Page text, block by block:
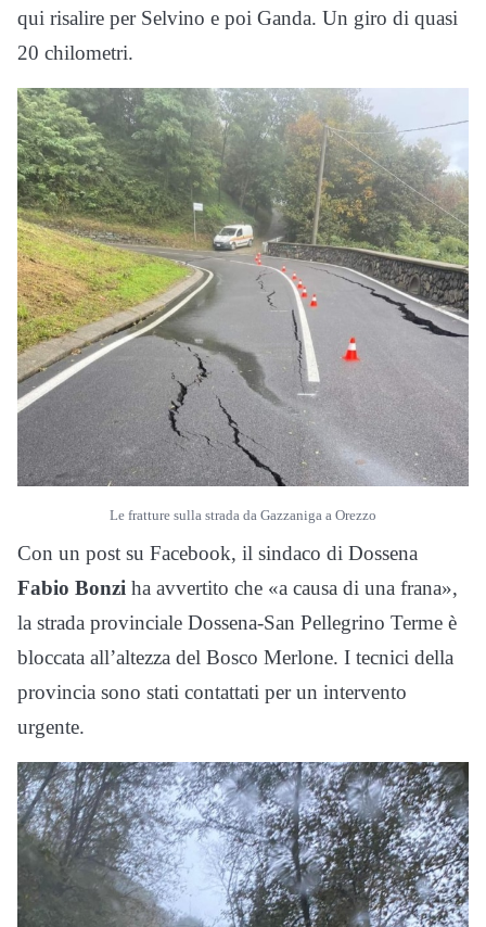
qui risalire per Selvino e poi Ganda. Un giro di quasi
20 chilometri.
Le fratture sulla strada da Gazzaniga a Orezzo
Con un post su Facebook, il sindaco di Dossena
Fabio Bonzi ha avvertito che «a causa di una frana»,
la strada provinciale Dossena-San Pellegrino Terme è
bloccata all’altezza del Bosco Merlone. I tecnici della
provincia sono stati contattati per un intervento
urgente.